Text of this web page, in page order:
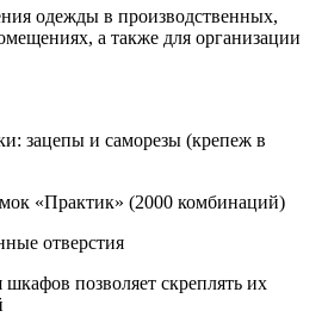
одежды в производственных,
а также для организации
зацепы и саморезы (крепеж в
«Практик» (2000 комбинаций)
отверстия
шкафов позволяет скреплять их